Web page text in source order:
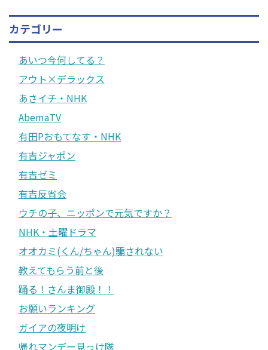
カテゴリー
あいつ今何してる？
アウト×デラックス
あさイチ・NHK
AbemaTV
有田Pおもてなす・NHK
有吉ジャポン
有吉ゼミ
有吉反省会
ウチの子、ニッポンで元気ですか？
NHK・土曜ドラマ
オオカミ(くん/ちゃん)騙されない
教えてもらう前と後
踊る！さんま御殿！！
お願いランキング
ガイアの夜明け
帰れマンデー見っけ隊